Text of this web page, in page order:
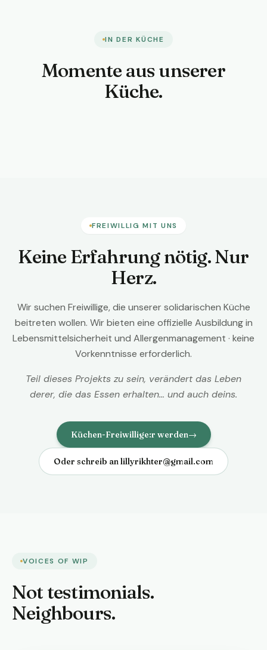
IN DER KÜCHE
Momente aus unserer
Küche.
FREIWILLIG MIT UNS
Keine Erfahrung nötig. Nur
Herz.
Wir suchen Freiwillige, die unserer solidarischen Küche
beitreten wollen. Wir bieten eine offizielle Ausbildung in
Lebensmittelsicherheit und Allergenmanagement · keine
Vorkenntnisse erforderlich.
Teil dieses Projekts zu sein, verändert das Leben
derer, die das Essen erhalten… und auch deins.
Küchen-Freiwillige:r werden→
Oder schreib anlillyrikhter@gmail.com
VOICES OF WIP
Not testimonials.
Neighbours.